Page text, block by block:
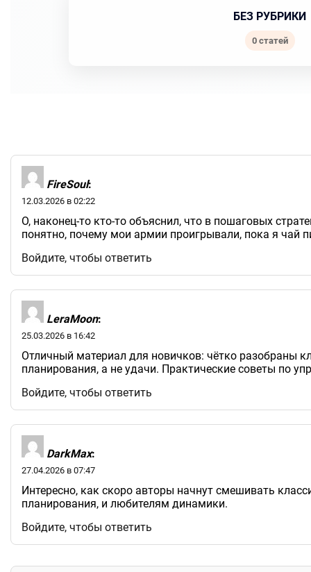
БЕЗ РУБРИКИ
0 статей
FireSoul:
12.03.2026 в 02:22
О, наконец-то кто-то объяснил, что в пошаговых
понятно, почему мои армии проигрывали, пока я чай
Войдите, чтобы ответить
LeraMoon:
25.03.2026 в 16:42
Отличный материал для новичков: чётко разобраны
планирования, а не удачи. Практические советы по
Войдите, чтобы ответить
DarkMax:
27.04.2026 в 07:47
Интересно, как скоро авторы начнут смешивать
планирования, и любителям динамики.
Войдите, чтобы ответить